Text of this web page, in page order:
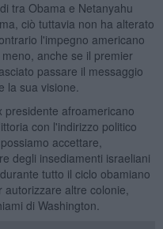
tra Obama e Netanyahu
ciò tuttavia non ha alterato
l'impegno americano
anche se il premier
passare il messaggio
la sua visione.
presidente afroamericano
con l'indirizzo politico
accettare,
degli insediamenti israeliani
tutto il ciclo obamiano
altre colonie,
di Washington.